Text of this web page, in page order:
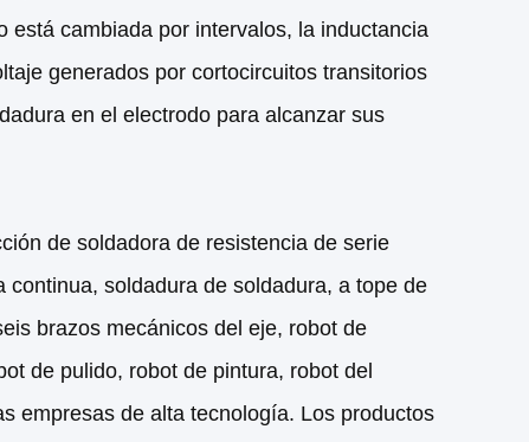
está cambiada por intervalos, la inductancia
generados por cortocircuitos transitorios
en el electrodo para alcanzar sus
de soldadora de resistencia de serie
soldadura de soldadura, a tope de
brazos mecánicos del eje, robot de
de pulido, robot de pintura, robot del
empresas de alta tecnología. Los productos